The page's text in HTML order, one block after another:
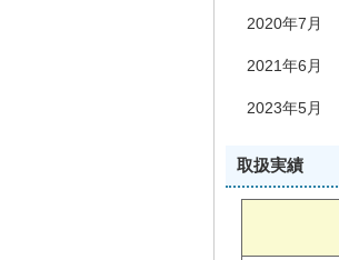
2020年7月
2021年6月
2023年5月
取扱実績